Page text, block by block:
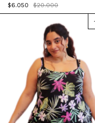
$6.050 $20.000